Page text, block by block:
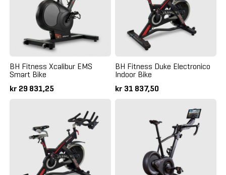
BH Fitness Xcalibur EMS
Smart Bike
kr 29 831,25
BH Fitness Duke Electronico
Indoor Bike
kr 31 837,50